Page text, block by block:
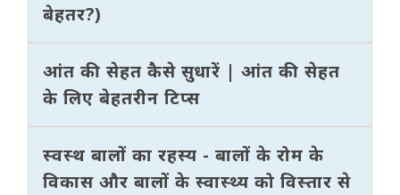
बेहतर?)
आंत की सेहत कैसे सुधारें | आंत की सेहत
के लिए बेहतरीन टिप्स
स्वस्थ बालों का रहस्य - बालों के रोम के
विकास और बालों के स्वास्थ्य को विस्तार से